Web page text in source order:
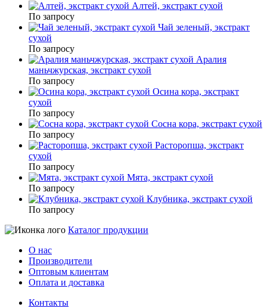
Алтей, экстракт сухой
По запросу
Чай зеленый, экстракт
сухой
По запросу
Аралия
маньчжурская, экстракт сухой
По запросу
Осина кора, экстракт
сухой
По запросу
Сосна кора, экстракт сухой
По запросу
Расторопша, экстракт
сухой
По запросу
Мята, экстракт сухой
По запросу
Клубника, экстракт сухой
По запросу
Каталог продукции
О нас
Производители
Оптовым клиентам
Оплата и доставка
Контакты